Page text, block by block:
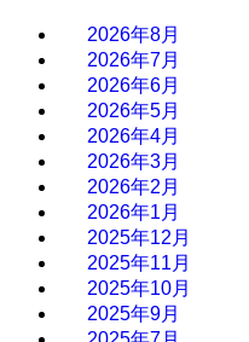
2026年8月
2026年7月
2026年6月
2026年5月
2026年4月
2026年3月
2026年2月
2026年1月
2025年12月
2025年11月
2025年10月
2025年9月